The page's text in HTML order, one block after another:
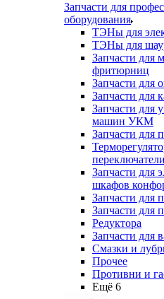
Запчасти для
оборудования
ТЭНы для
ТЭНы для
Запчасти для
фритюрниц
Запчасти для
Запчасти для
Запчасти для
машин УКМ
Запчасти для
Запчасти для
шкафов
Запчасти для
Запчасти для
Редуктора
Запчасти для
Смазки и
Прочее
Противни и
Ещё 6